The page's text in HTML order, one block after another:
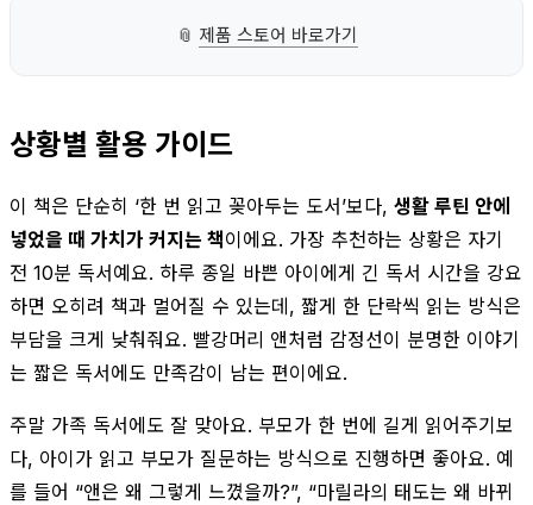
📎 제품 스토어 바로가기
상황별 활용 가이드
이 책은 단순히 ‘한 번 읽고 꽂아두는 도서’보다, 생활 루틴 안에
넣었을 때 가치가 커지는 책이에요. 가장 추천하는 상황은 자기
전 10분 독서예요. 하루 종일 바쁜 아이에게 긴 독서 시간을 강요
하면 오히려 책과 멀어질 수 있는데, 짧게 한 단락씩 읽는 방식은
부담을 크게 낮춰줘요. 빨강머리 앤처럼 감정선이 분명한 이야기
는 짧은 독서에도 만족감이 남는 편이에요.
주말 가족 독서에도 잘 맞아요. 부모가 한 번에 길게 읽어주기보
다, 아이가 읽고 부모가 질문하는 방식으로 진행하면 좋아요. 예
를 들어 “앤은 왜 그렇게 느꼈을까?”, “마릴라의 태도는 왜 바뀌